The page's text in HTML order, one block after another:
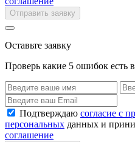
Отправить заявку
Оставьте заявку
Проверь какие 5 ошибок есть
Подтверждаю согласие с
персональных данных и
соглашение